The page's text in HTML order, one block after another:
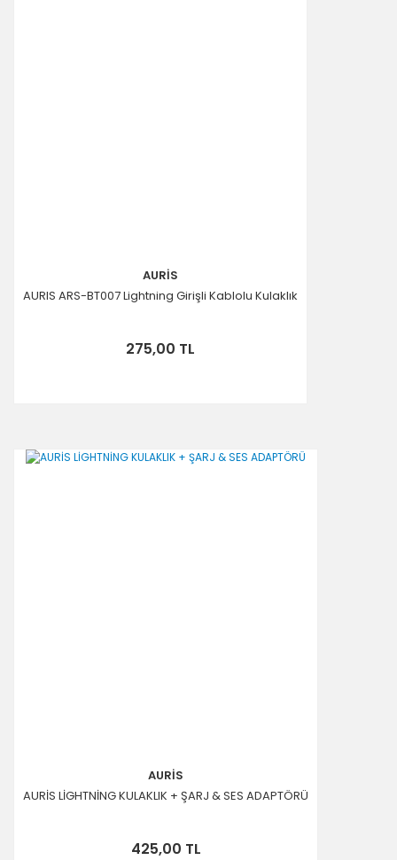
AURİS
AURIS ARS-BT007 Lightning Girişli Kablolu Kulaklık
275,00 TL
AURİS
AURİS LİGHTNİNG KULAKLIK + ŞARJ & SES ADAPTÖRÜ
425,00 TL